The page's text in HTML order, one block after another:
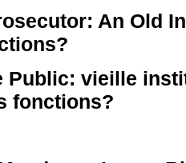
An Old
Public: vieille
fonctions?